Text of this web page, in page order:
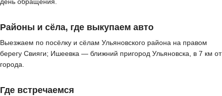
день обращения.
Районы и сёла, где выкупаем авто
Выезжаем по посёлку и сёлам Ульяновского района на правом
берегу Свияги; Ишеевка — ближний пригород Ульяновска, в 7 км от
города.
Где встречаемся